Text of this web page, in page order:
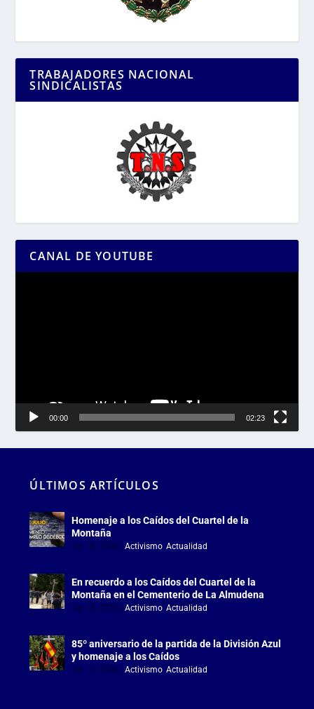
TRABAJADORES NACIONAL
SINDICALISTAS
CANAL DE YOUTUBE
00:00 02:23
ÚLTIMOS ARTÍCULOS
Homenaje a los Caídos del Cuartel de la
Montaña
Jul 18, 2026 |Activismo,Actualidad
En recuerdo a los Caídos del Cuartel de la
Montaña en el Cementerio de La Almudena
Jul 18, 2026 |Activismo,Actualidad
85º aniversario de la partida de la División Azul
y homenaje a los Caídos
Jul 15, 2026 |Activismo,Actualidad